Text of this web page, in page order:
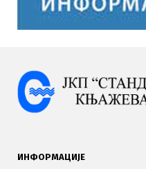
ИНФОРМАЦИЈЕ